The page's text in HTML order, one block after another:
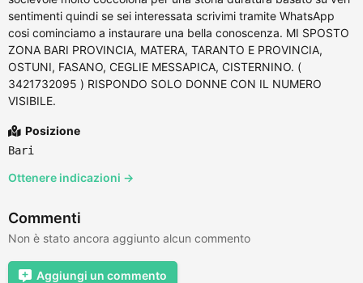
sentimenti quindi se sei interessata scrivimi tramite WhatsApp
cosi cominciamo a instaurare una bella conoscenza. MI SPOSTO
ZONA BARI PROVINCIA, MATERA, TARANTO E PROVINCIA,
OSTUNI, FASANO, CEGLIE MESSAPICA, CISTERNINO. (
3421732095 ) RISPONDO SOLO DONNE CON IL NUMERO
VISIBILE.
Posizione
Bari
Ottenere indicazioni →
Commenti
Non è stato ancora aggiunto alcun commento
Aggiungi un commento